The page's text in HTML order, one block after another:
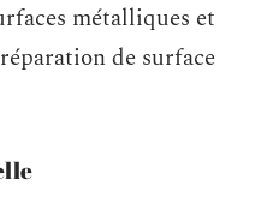
métalliques et
de surface